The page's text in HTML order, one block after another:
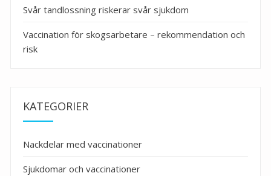
Svår tandlossning riskerar svår sjukdom
Vaccination för skogsarbetare – rekommendation och
risk
KATEGORIER
Nackdelar med vaccinationer
Sjukdomar och vaccinationer